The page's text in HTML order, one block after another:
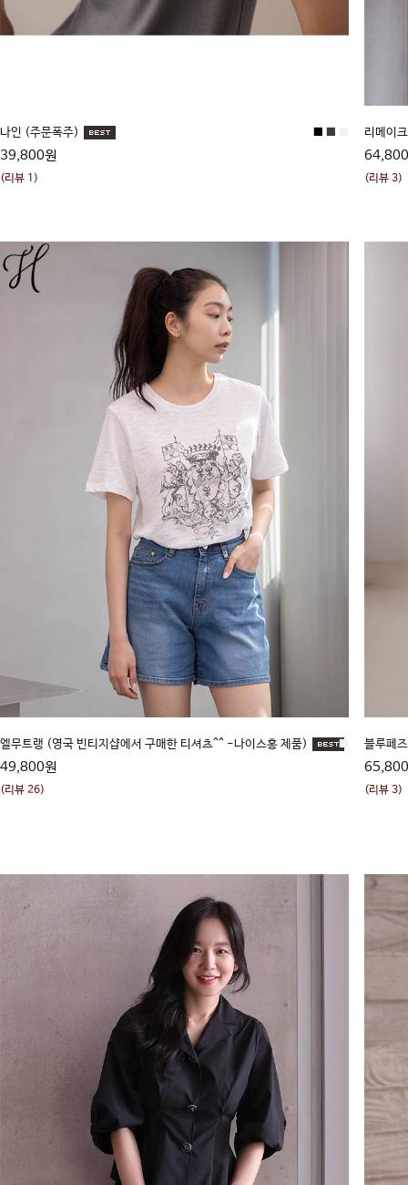
나인 (주문폭주)
39,800원
■ ■
(리뷰 1)
리메이
(리뷰 3)
엘무트랭 (영국 빈티지샵에서 구매한 티셔츠^^ -나이스홍 제품)
49,800원
■
(리뷰 26)
블루페
(리뷰 3)